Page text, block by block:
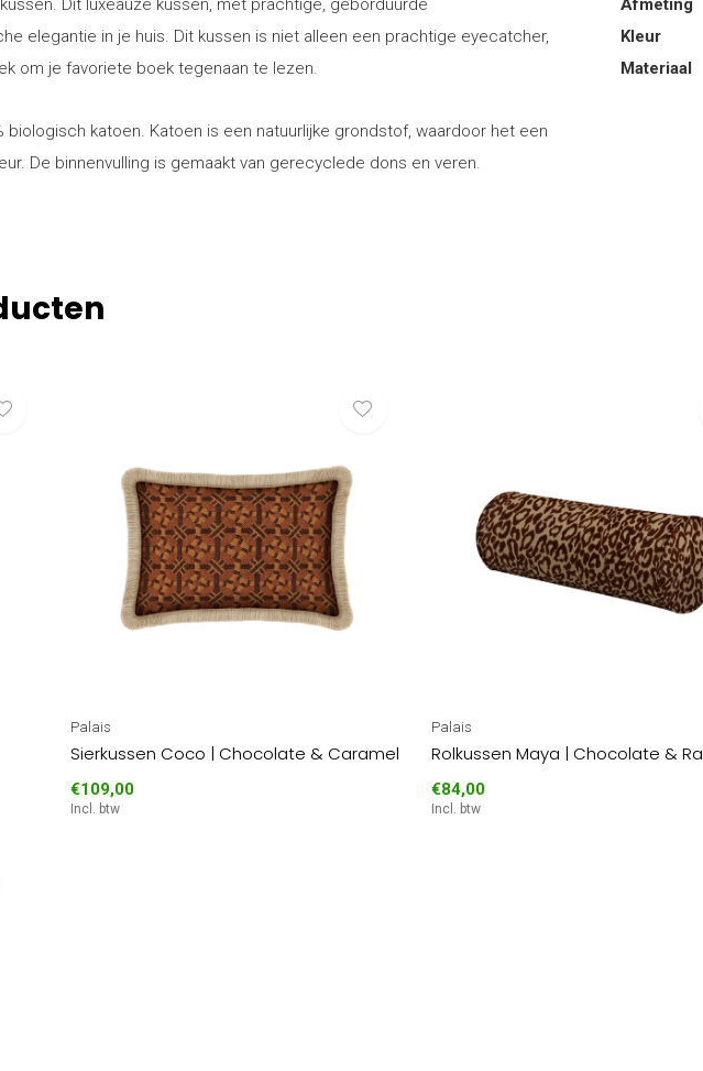
Dit luxeauze kussen, met prachtige, geborduurde
elegantie in je huis. Dit kussen is niet alleen een prachtige eyecatcher,
om je favoriete boek tegenaan te lezen.
biologisch katoen. Katoen is een natuurlijke grondstof, waardoor het een
De binnenvulling is gemaakt van gerecyclede dons en veren.
Afmeting
Kleur
Materiaal
Palais
Sierkussen Coco | Chocolate & Caramel
€109,00
Incl. btw
Palais
Rolkussen Maya | Chocolate &
€84,00
Incl. btw